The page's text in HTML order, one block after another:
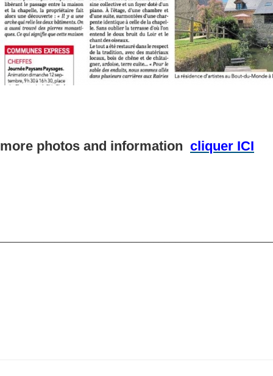
more photos and information cliquer ICI